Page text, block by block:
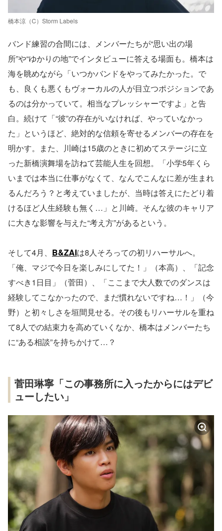
橋本涼（C）Storm Labels
バンド練習の合間には、メンバーたちが“思い出の場
所”や“ゆかりの地”でインタビューに答える場面も。橋本は
海を眺めながら「いつかバンドをやってみたかった。で
も、良くも悪くもヴォーカルの人が目立つポジションであ
るのは分かっていて。相当なプレッシャーですよ」と告
白。続けて「“彼”の存在がいなければ、やっていなかっ
た」というほど、絶対的な信頼を寄せるメンバーの存在を
明かす。また、川崎は15歳のときに初めてステージに立
った新橋演舞場を訪ねて芸能人生を回想。「小学5年くら
いまでは本当に仕事がなくて、なんでこんなに差が生まれ
るんだろう？と考えていましたが、当時は答えにたどり着
けるほど人生経験も無く…」と川崎。そんな彼のキャリア
に大きな影響を与えた“考え方”があるという。
そして4月、 B&ZAIは8人そろっての初リハーサルへ。
「俺、マジで今日を楽しみにしてた！」（本高）、「記念
すべき1日目」（菅田）、「ここまで大人数でのダンスは
経験してこなかったので、まだ慣れないですね…！」（今
野）と初々しさを垣間見せる。その後もリハーサルを重ね
て8人での結束力を高めていくなか、橋本はメンバーたち
に“ある相談”を持ちかけて…？
菅田琳寧「この事務所に入ったからにはデビ
ューしたい」